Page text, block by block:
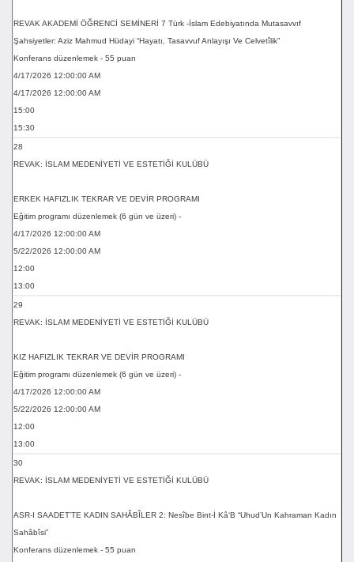
REVAK AKADEMİ ÖĞRENCİ SEMİNERİ 7 Türk -İslam Edebiyatında Mutasavvıf
Şahsiyetler: Aziz Mahmud Hüdayi “Hayatı, Tasavvuf Anlayışı Ve Celvetîlik”
Konferans düzenlemek - 55 puan
4/17/2026 12:00:00 AM
4/17/2026 12:00:00 AM
15:00
15:30
28
REVAK: İSLAM MEDENİYETİ VE ESTETİĞİ KULÜBÜ
ERKEK HAFIZLIK TEKRAR VE DEVİR PROGRAMI
Eğitim programı düzenlemek (6 gün ve üzeri) -
4/17/2026 12:00:00 AM
5/22/2026 12:00:00 AM
12:00
13:00
29
REVAK: İSLAM MEDENİYETİ VE ESTETİĞİ KULÜBÜ
KIZ HAFIZLIK TEKRAR VE DEVİR PROGRAMI
Eğitim programı düzenlemek (6 gün ve üzeri) -
4/17/2026 12:00:00 AM
5/22/2026 12:00:00 AM
12:00
13:00
30
REVAK: İSLAM MEDENİYETİ VE ESTETİĞİ KULÜBÜ
ASR-I SAADET’TE KADIN SAHÂBÎLER 2: Nesîbe Bint-İ Kâ‘B “Uhud’Un Kahraman Kadın
Sahâbîsi”
Konferans düzenlemek - 55 puan